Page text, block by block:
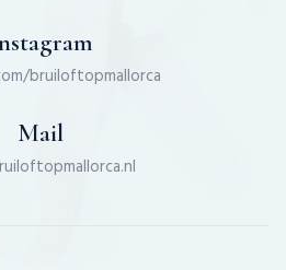
bruiloftopmallorca
Mail